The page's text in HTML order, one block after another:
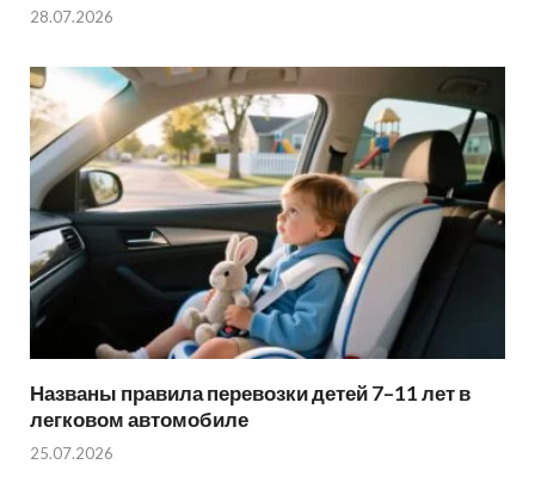
28.07.2026
Названы правила перевозки детей 7–11 лет в
легковом автомобиле
25.07.2026